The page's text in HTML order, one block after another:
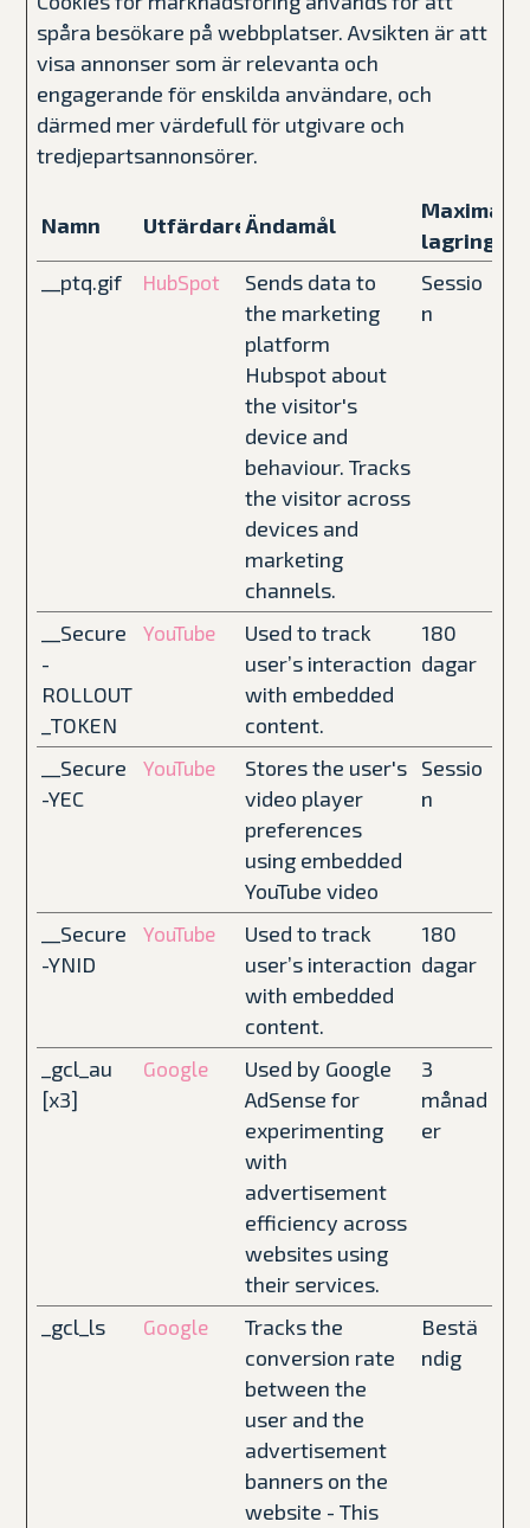
spåra besökare på webbplatser. Avsikten är att
visa annonser som är relevanta och
engagerande för enskilda användare, och
därmed mer värdefull för utgivare och
tredjepartsannonsörer.
Namn UtfärdareÄndamål
Maximal
__ptq.gif
HubSpot
Sends data to
the marketing
platform
Hubspot about
the visitor's
device and
behaviour. Tracks
the visitor across
devices and
marketing
channels.
Sessio
n
__Secure
-
ROLLOUT
_TOKEN
YouTube
Used to track
user’s interaction
with embedded
content.
180
dagar
__Secure
-YEC
YouTube
Stores the user's
video player
preferences
using embedded
YouTube video
Sessio
n
__Secure
-YNID
YouTube
Used to track
user’s interaction
with embedded
content.
180
dagar
_gcl_au
[x3]
Google
Used by Google
AdSense for
experimenting
with
advertisement
efficiency across
websites using
their services.
3
månad
er
_gcl_ls Google
Tracks the
conversion rate
between the
user and the
advertisement
banners on the
website - This
Bestä
ndig